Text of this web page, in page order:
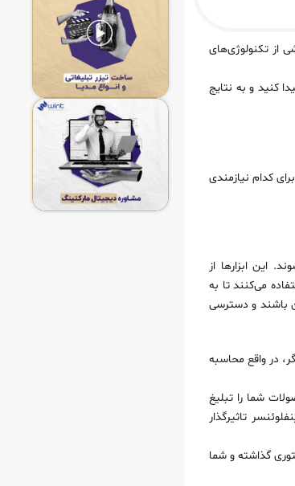
از تکنولوژی‌های
کنید و به نتایج
هر کدام برای کدام نیازمندی
این ابزارها از
می‌کنند تا به
باشند و دسترسی
در واقع محاسبه
شما را تبلیغ
تاثیرگذار
گذاشته و شما